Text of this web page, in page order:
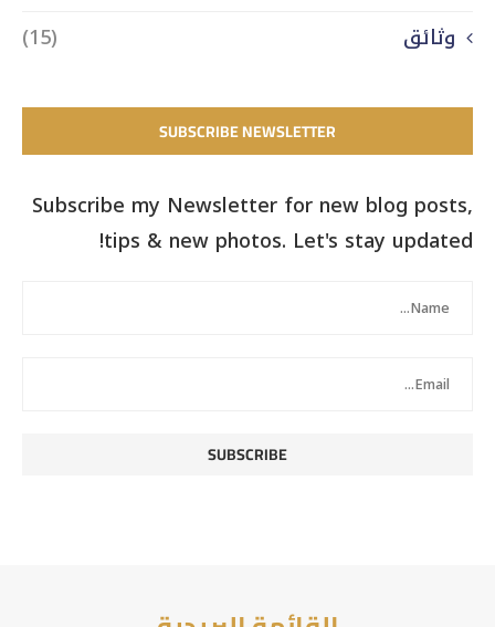
وثائق
(15)
SUBSCRIBE NEWSLETTER
Subscribe my Newsletter for new blog posts,
tips & new photos. Let's stay updated!